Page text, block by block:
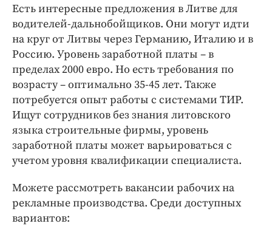
Есть интересные предложения в Литве для
водителей-дальнобойщиков. Они могут идти
на круг от Литвы через Германию, Италию и в
Россию. Уровень заработной платы – в
пределах 2000 евро. Но есть требования по
возрасту – оптимально 35-45 лет. Также
потребуется опыт работы с системами ТИР.
Ищут сотрудников без знания литовского
языка строительные фирмы, уровень
заработной платы может варьироваться с
учетом уровня квалификации специалиста.
Можете рассмотреть вакансии рабочих на
рекламные производства. Среди доступных
вариантов: